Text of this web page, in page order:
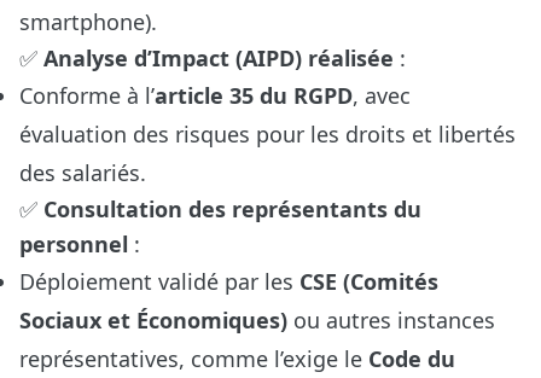
smartphone).
✅ Analyse d’Impact (AIPD) réalisée :
Conforme à l’article 35 du RGPD, avec
évaluation des risques pour les droits et libertés
des salariés.
✅ Consultation des représentants du
personnel :
Déploiement validé par les CSE (Comités
Sociaux et Économiques) ou autres instances
représentatives, comme l’exige le Code du